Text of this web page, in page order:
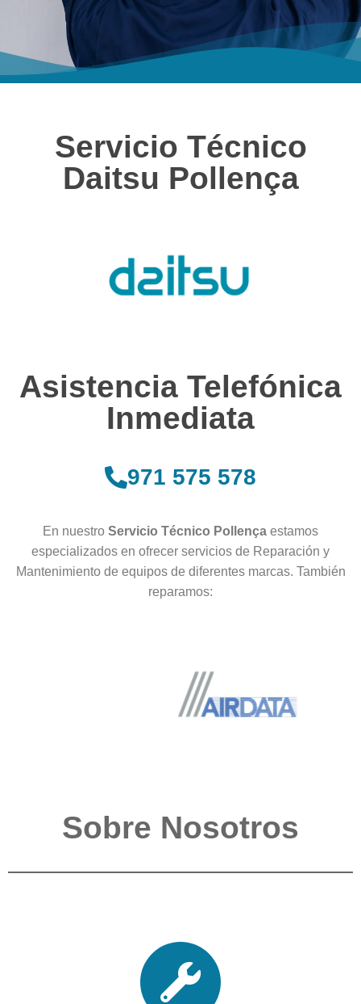
Servicio Técnico
Daitsu Pollença
Asistencia Telefónica
Inmediata
971 575 578
En nuestro Servicio Técnico Pollença estamos
especializados en ofrecer servicios de Reparación y
Mantenimiento de equipos de diferentes marcas. También
reparamos:
Sobre Nosotros